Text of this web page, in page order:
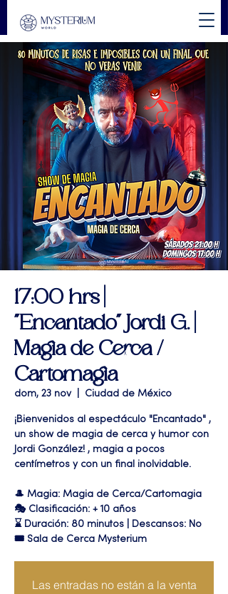
17:00 hrs |
"Encantado" Jordi G. |
Magia de Cerca /
Cartomagia
dom, 23 nov
  |
Ciudad de México
¡Bienvenidos al espectáculo "Encantado" ,
un show de magia de cerca y humor con
Jordi González! , magia a pocos
centímetros y con un final inolvidable.
🎩 Magia: Magia de Cerca/Cartomagia
🎭 Clasificación: + 10 años
⌛ Duración: 80 minutos | Descansos: No
🎟 Sala de Cerca Mysterium
Las entradas no están a la venta